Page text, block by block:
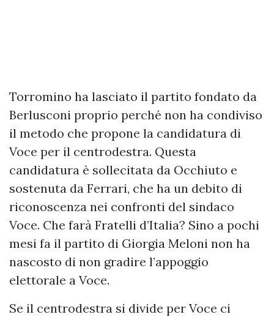
Torromino ha lasciato il partito fondato da
Berlusconi proprio perché non ha condiviso
il metodo che propone la candidatura di
Voce per il centrodestra. Questa
candidatura è sollecitata da Occhiuto e
sostenuta da Ferrari, che ha un debito di
riconoscenza nei confronti del sindaco
Voce. Che farà Fratelli d’Italia? Sino a pochi
mesi fa il partito di Giorgia Meloni non ha
nascosto di non gradire l’appoggio
elettorale a Voce.
Se il centrodestra si divide per Voce ci